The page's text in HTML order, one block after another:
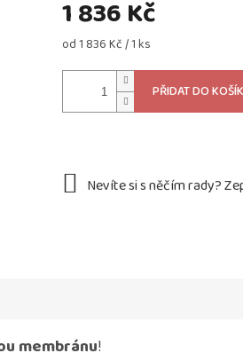
1 836 Kč
Měrná
od 1 836 Kč / 1 ks
PŘIDAT DO
membránu!